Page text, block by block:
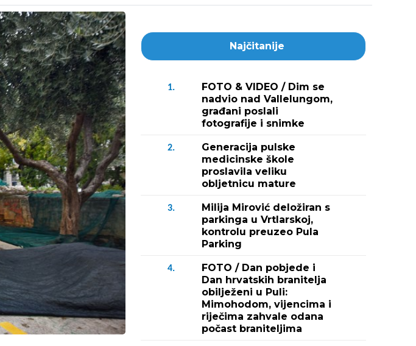
Najčitanije
1.
FOTO & VIDEO / Dim se
nadvio nad Vallelungom,
građani poslali
fotografije i snimke
2.
Generacija pulske
medicinske škole
proslavila veliku
obljetnicu mature
3.
Milija Mirović deložiran s
parkinga u Vrtlarskoj,
kontrolu preuzeo Pula
Parking
4.
FOTO / Dan pobjede i
Dan hrvatskih branitelja
obilježeni u Puli:
Mimohodom, vijencima i
riječima zahvale odana
počast braniteljima